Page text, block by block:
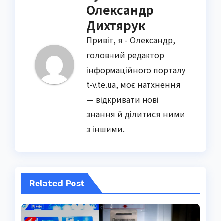
Олександр
Дихтярук
Привіт, я - Олександр,
головний редактор
інформаційного порталу
t-v.te.ua, моє натхнення
— відкривати нові
знання й ділитися ними
з іншими.
Related Post